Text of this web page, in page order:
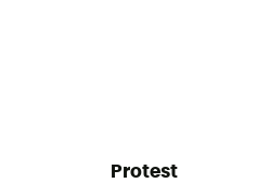
Protest